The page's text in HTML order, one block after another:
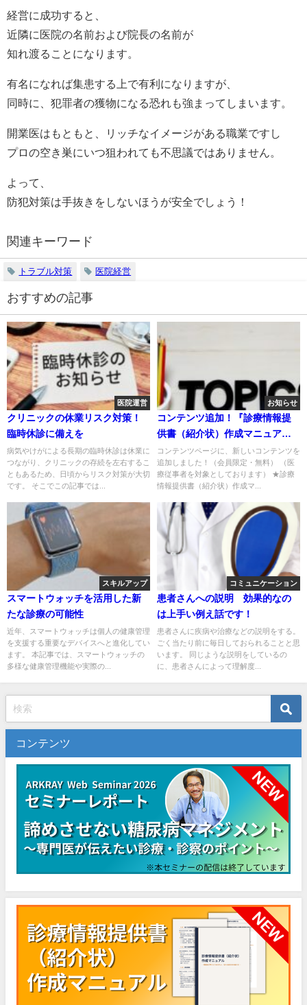
経営に成功すると、
近隣に医院の名前および院長の名前が
知れ渡ることになります。
有名になれば集患する上で有利になりますが、
同時に、犯罪者の獲物になる恐れも強まってしまいます。
開業医はもともと、リッチなイメージがある職業ですし
プロの空き巣にいつ狙われても不思議ではありません。
よって、
防犯対策は手抜きをしないほうが安全でしょう！
関連キーワード
トラブル対策 医院経営
おすすめの記事
医院運営
クリニックの休業リスク対策！
臨時休診に備えを
病気やけがによる長期の臨時休診は休業に
つながり、クリニックの存続を左右するこ
ともあるため、日頃からリスク対策が大切
です。 そこでこの記事では...
お知らせ
コンテンツ追加！『診療情報提
供書（紹介状）作成マニュア
ル』(会員限定・無料)
コンテンツページに、新しいコンテンツを
追加しました！（会員限定・無料） （医
療従事者を対象としております） ★診療
情報提供書（紹介状）作成マ...
スキルアップ
スマートウォッチを活用した新
たな診療の可能性
近年、スマートウォッチは個人の健康管理
を支援する重要なデバイスへと進化してい
ます。 本記事では、スマートウォッチの
多様な健康管理機能や実際の...
コミュニケーション
患者さんへの説明 効果的なの
は上手い例え話です！
患者さんに疾病や治療などの説明をする。
ごく当たり前に毎日しておられることと思
います。 同じような説明をしているの
に、患者さんによって理解度...
コンテンツ